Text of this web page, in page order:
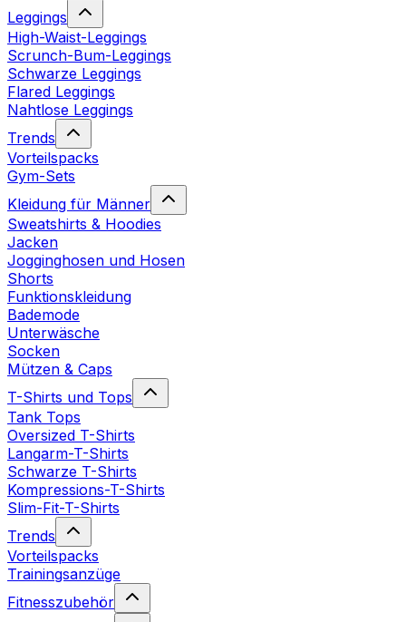
Leggings
High-Waist-Leggings
Scrunch-Bum-Leggings
Schwarze Leggings
Flared Leggings
Nahtlose Leggings
Trends
Vorteilspacks
Gym-Sets
Kleidung für Männer
Sweatshirts & Hoodies
Jacken
Jogginghosen und Hosen
Shorts
Funktionskleidung
Bademode
Unterwäsche
Socken
Mützen & Caps
T-Shirts und Tops
Tank Tops
Oversized T-Shirts
Langarm-T-Shirts
Schwarze T-Shirts
Kompressions-T-Shirts
Slim-Fit-T-Shirts
Trends
Vorteilspacks
Trainingsanzüge
Fitnesszubehör